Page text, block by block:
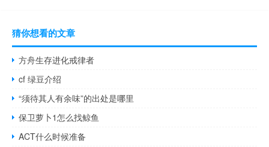
猜你想看的文章
方舟生存进化戒律者
cf 绿豆介绍
“须待其人有余味”的出处是哪里
保卫萝卜1怎么找鲸鱼
ACT什么时候准备